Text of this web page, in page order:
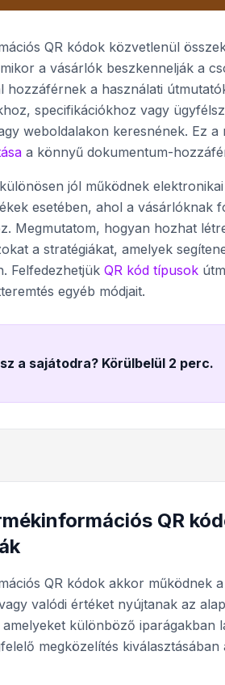
QR kódok közvetlenül
a vásárlók beszkennelják a
hozzáférnek a használati
specifikációkhoz vagy
weboldalakon keresnének. Ez
a könnyű dokumentum-
jól működnek
esetében, ahol a vásárlóknak
Megmutatom, hogyan hozhat
a stratégiákat, amelyek
Felfedezhetjük QR kód típusok
egyéb módjait.
a sajátodra? Körülbelül 2 perc.
QR
QR kódok akkor működnek
valódi értéket nyújtanak az
különböző iparágakban
megközelítés